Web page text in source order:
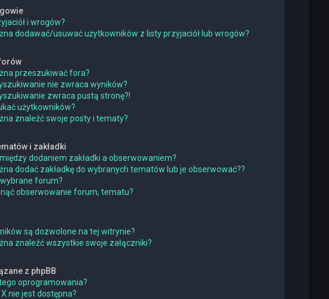
i wrogów?
dodawać/usuwać użytkowników z listy przyjaciół lub wrogów?
przeszukiwać fora?
nie zwraca wyników?
zwraca pustą stronę?!
użytkowników?
znaleźć swoje posty i tematy?
i zakładki
dodaniem zakładki a obserwowaniem?
dodać zakładkę do wybranych tematów lub je obserwować??
forum?
obserwowanie forum, tematu?
są dozwolone na tej witrynie?
znaleźć wszystkie swoje załączniki?
z phpBB
oprogramowania?
nie jest dostępna?